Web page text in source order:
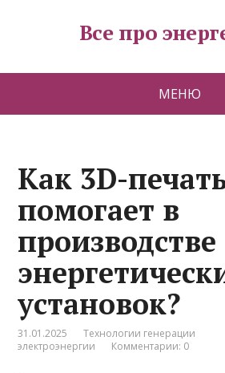
Все про
МЕНЮ
Как 3D-
помогает в
производстве
установок?
31.01.2025
Технологии генерации
электроэнергии
Комментарии: 0